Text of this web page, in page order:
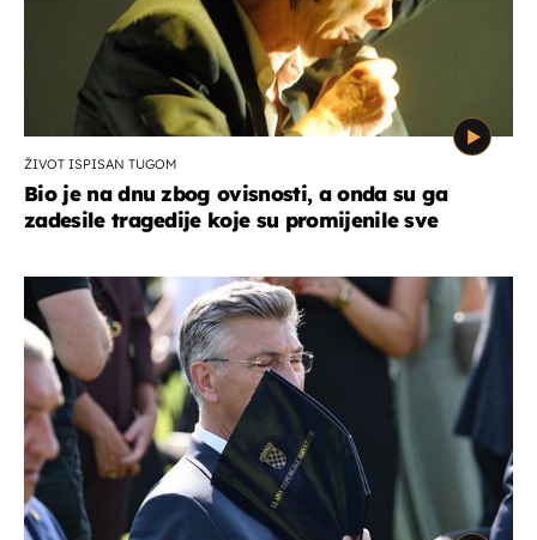
ŽIVOT ISPISAN TUGOM
Bio je na dnu zbog ovisnosti, a onda su ga
zadesile tragedije koje su promijenile sve